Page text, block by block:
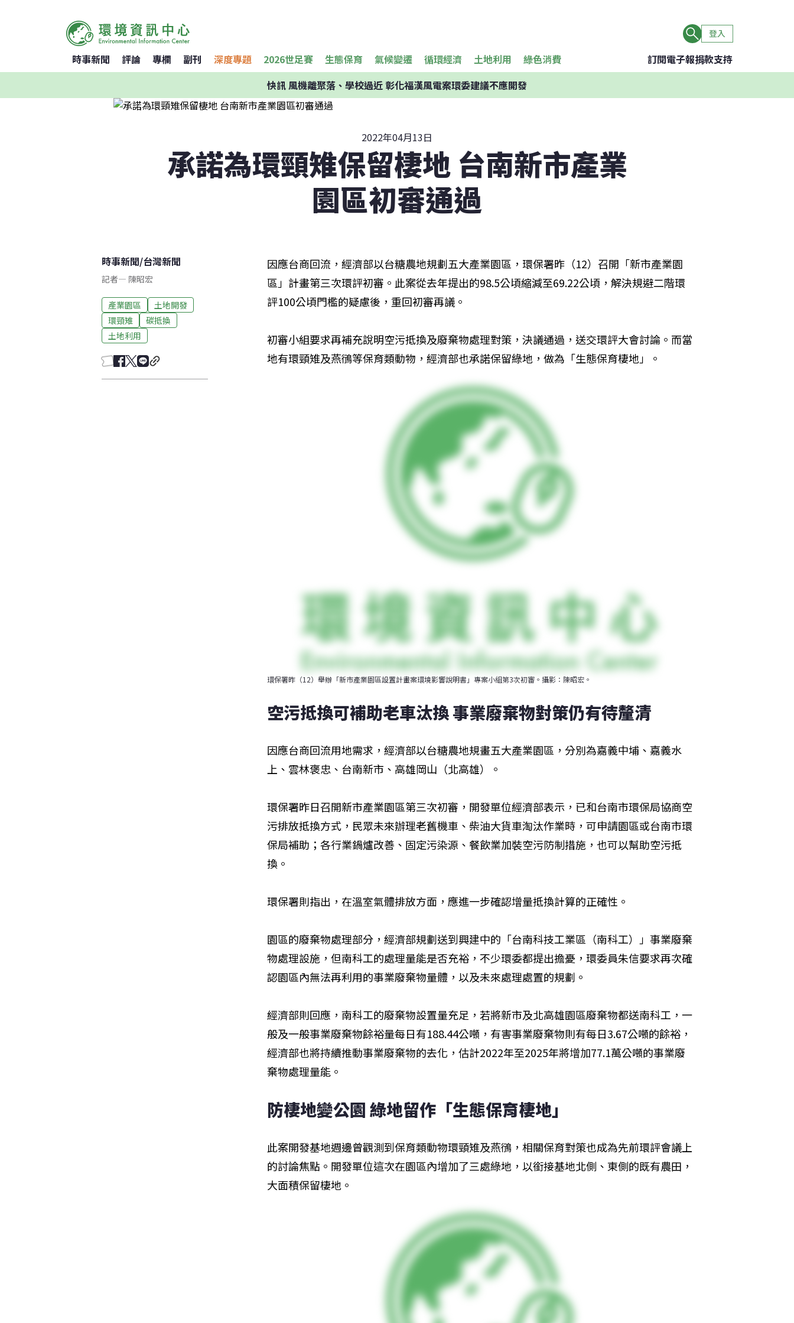
登入
時事新聞 評論 專欄 副刊 深度專題 2026世足賽 生態保育 氣候變遷 循環經濟 土地利用 綠色消費 訂閱電子報捐款支持
快訊風機離聚落、學校過近 彰化福漢風電案環委建議不應開發
2022年04月13日
承諾為環頸雉保留棲地 台南新市產業
園區初審通過
時事新聞/台灣新聞
記者— 陳昭宏
產業園區
土地開發
環頸雉
碳抵換
土地利用
因應台商回流，經濟部以台糖農地規劃五大產業園區，環保署昨（12）召開「新市產業園
區」計畫第三次環評初審。此案從去年提出的98.5公頃縮減至69.22公頃，解決規避二階環
評100公頃門檻的疑慮後，重回初審再議。
初審小組要求再補充說明空污抵換及廢棄物處理對策，決議通過，送交環評大會討論。而當
地有環頸雉及燕鴴等保育類動物，經濟部也承諾保留綠地，做為「生態保育棲地」。
環保署昨（12）舉辦「新市產業園區設置計畫案環境影響說明書」專案小組第3次初審。攝影：陳昭宏。
空污抵換可補助老車汰換 事業廢棄物對策仍有待釐清
因應台商回流用地需求，經濟部以台糖農地規畫五大產業園區，分別為嘉義中埔、嘉義水
上、雲林褒忠、台南新市、高雄岡山（北高雄）。
環保署昨日召開新市產業園區第三次初審，開發單位經濟部表示，已和台南市環保局協商空
污排放抵換方式，民眾未來辦理老舊機車、柴油大貨車淘汰作業時，可申請園區或台南市環
保局補助；各行業鍋爐改善、固定污染源、餐飲業加裝空污防制措施，也可以幫助空污抵
換。
環保署則指出，在溫室氣體排放方面，應進一步確認增量抵換計算的正確性。
園區的廢棄物處理部分，經濟部規劃送到興建中的「台南科技工業區（南科工）」事業廢棄
物處理設施，但南科工的處理量能是否充裕，不少環委都提出擔憂，環委員朱信要求再次確
認園區內無法再利用的事業廢棄物量體，以及未來處理處置的規劃。
經濟部則回應，南科工的廢棄物設置量充足，若將新市及北高雄園區廢棄物都送南科工，一
般及一般事業廢棄物餘裕量每日有188.44公噸，有害事業廢棄物則有每日3.67公噸的餘裕，
經濟部也將持續推動事業廢棄物的去化，估計2022年至2025年將增加77.1萬公噸的事業廢
棄物處理量能。
防棲地變公園 綠地留作「生態保育棲地」
此案開發基地週邊曾觀測到保育類動物環頸雉及燕鴴，相關保育對策也成為先前環評會議上
的討論焦點。開發單位這次在園區內增加了三處綠地，以銜接基地北側、東側的既有農田，
大面積保留棲地。